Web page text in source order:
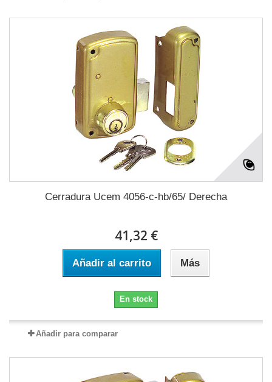
Cerradura Ucem 4056-c-hb/65/ Derecha
41,32 €
Añadir al carrito Más
En stock
Añadir para comparar